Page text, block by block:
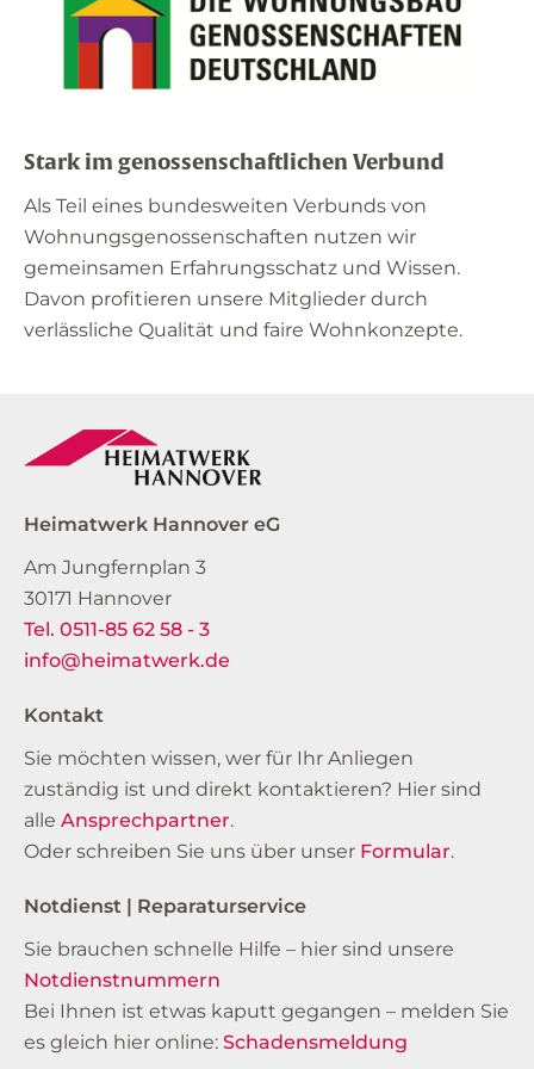
Städten eine Wohnung benötigten, eine
bezahlbare Wohnung zu bieten.
Im Jahr 1889 beschloss der Reichstag ein
wurde, dass die Mitglieder nicht mit ihrem
ihrer eingezahlten Genossenschaftsanteile
hafteten.
Aus den ersten bescheidenen Anfängen
entwickelten sich bis heute ca. 2.000
Stark im genossenschaftlichen Verbund
Als Teil eines bundesweiten Verbunds von
Wohnungsgenossenschaften nutzen wir
gemeinsamen Erfahrungsschatz und Wissen.
Davon profitieren unsere Mitglieder durch
verlässliche Qualität und faire Wohnkonzepte.
Heimatwerk Hannover eG
Am Jungfernplan 3
30171 Hannover
Tel. 0511-85 62 58 - 3
info@heimatwerk.de
Kontakt
Sie möchten wissen, wer für Ihr Anliegen
zuständig ist und direkt kontaktieren? Hier sind
alle Ansprechpartner.
Oder schreiben Sie uns über unser Formular.
Notdienst | Reparaturservice
Sie brauchen schnelle Hilfe – hier sind unsere
Notdienstnummern
Bei Ihnen ist etwas kaputt gegangen – melden Sie
es gleich hier online: Schadensmeldung